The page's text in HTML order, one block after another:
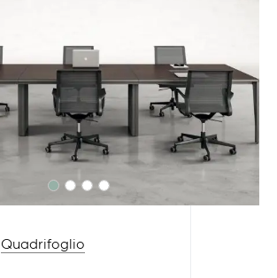
Next
Quadrifoglio